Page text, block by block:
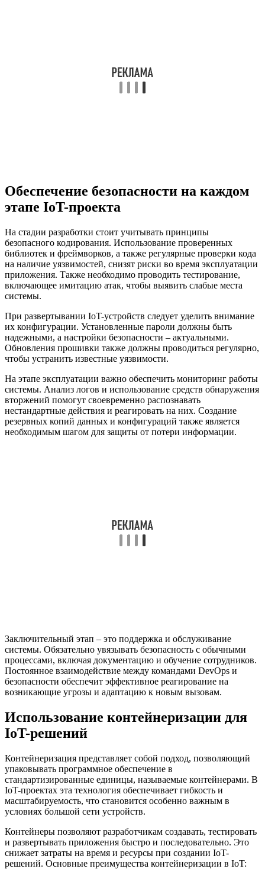
Обеспечение безопасности на каждом
этапе IoT-проекта
На стадии разработки стоит учитывать принципы
безопасного кодирования. Использование проверенных
библиотек и фреймворков, а также регулярные проверки кода
на наличие уязвимостей, снизят риски во время эксплуатации
приложения. Также необходимо проводить тестирование,
включающее имитацию атак, чтобы выявить слабые места
системы.
При развертывании IoT-устройств следует уделить внимание
их конфигурации. Установленные пароли должны быть
надежными, а настройки безопасности – актуальными.
Обновления прошивки также должны проводиться регулярно,
чтобы устранить известные уязвимости.
На этапе эксплуатации важно обеспечить мониторинг работы
системы. Анализ логов и использование средств обнаружения
вторжений помогут своевременно распознавать
нестандартные действия и реагировать на них. Создание
резервных копий данных и конфигураций также является
необходимым шагом для защиты от потери информации.
Заключительный этап – это поддержка и обслуживание
системы. Обязательно увязывать безопасность с обычными
процессами, включая документацию и обучение сотрудников.
Постоянное взаимодействие между командами DevOps и
безопасности обеспечит эффективное реагирование на
возникающие угрозы и адаптацию к новым вызовам.
Использование контейнеризации для
IoT-решений
Контейнеризация представляет собой подход, позволяющий
упаковывать программное обеспечение в
стандартизированные единицы, называемые контейнерами. В
IoT-проектах эта технология обеспечивает гибкость и
масштабируемость, что становится особенно важным в
условиях большой сети устройств.
Контейнеры позволяют разработчикам создавать, тестировать
и развертывать приложения быстро и последовательно. Это
снижает затраты на время и ресурсы при создании IoT-
решений. Основные преимущества контейнеризации в IoT: